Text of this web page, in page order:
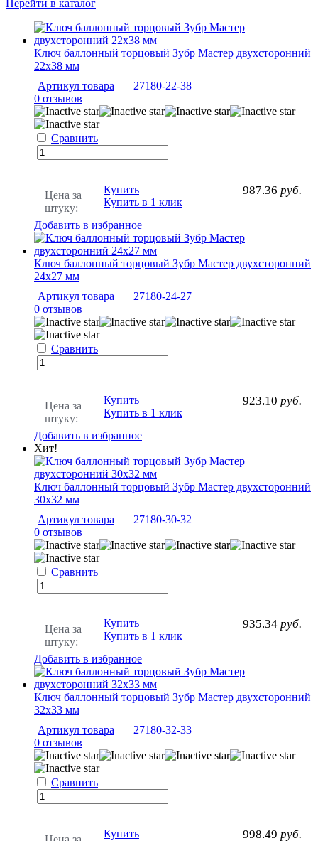
Перейти в каталог
Ключ баллонный торцовый Зубр Мастер двухсторонний
22х38 мм
Артикул товара
27180-22-38
0 отзывов
Сравнить
Цена за
штуку:
987.36 руб.
Купить
Купить в 1 клик
Добавить в избранное
Ключ баллонный торцовый Зубр Мастер двухсторонний
24х27 мм
Артикул товара
27180-24-27
0 отзывов
Сравнить
Цена за
штуку:
923.10 руб.
Купить
Купить в 1 клик
Добавить в избранное
Хит!
Ключ баллонный торцовый Зубр Мастер двухсторонний
30х32 мм
Артикул товара
27180-30-32
0 отзывов
Сравнить
Цена за
штуку:
935.34 руб.
Купить
Купить в 1 клик
Добавить в избранное
Ключ баллонный торцовый Зубр Мастер двухсторонний
32х33 мм
Артикул товара
27180-32-33
0 отзывов
Сравнить
998.49 руб.
Купить